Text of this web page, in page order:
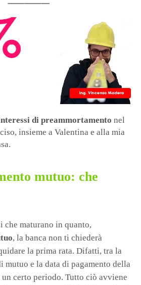
di preammortamento nel
insieme a Valentina e alla mia
mutuo: che
che maturano in quanto,
, la banca non ti chiederà
la prima rata. Difatti, tra la
mutuo e la data di pagamento della
certo periodo. Tutto ciò avviene